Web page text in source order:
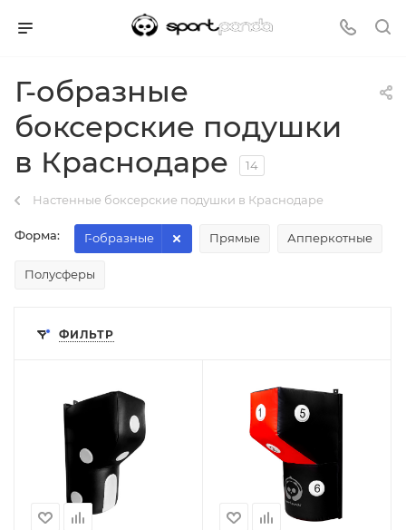
Г-образные
боксерские подушки
в Краснодаре
14
Настенные боксерские подушки в Краснодаре
Форма: Прямые
Г-образные Апперкотные
Полусферы
ФИЛЬТР